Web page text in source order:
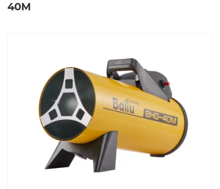
40M